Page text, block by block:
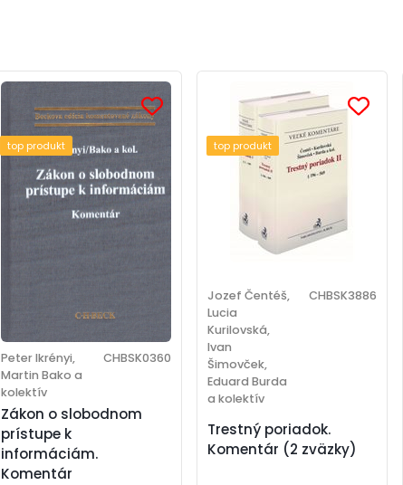
Zákon o slobodnom
prístupe k
informáciám.
Komentár
Peter Ikrényi,
Martin Bako a
kolektív
CHBSK0360
top produkt
Trestný poriadok.
Komentár (2 zväzky)
Jozef Čentéš,
Lucia
Kurilovská,
Ivan
Šimovček,
Eduard Burda
a kolektív
CHBSK3886
top produkt